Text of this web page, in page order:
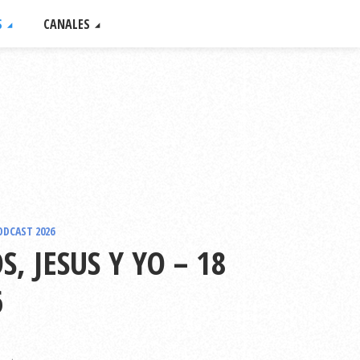
CANALES
2026
JESUS Y YO – 18